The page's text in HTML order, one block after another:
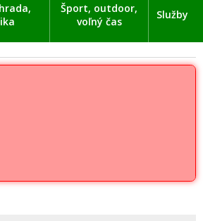
Šport, outdoor,
voľný čas
Služby